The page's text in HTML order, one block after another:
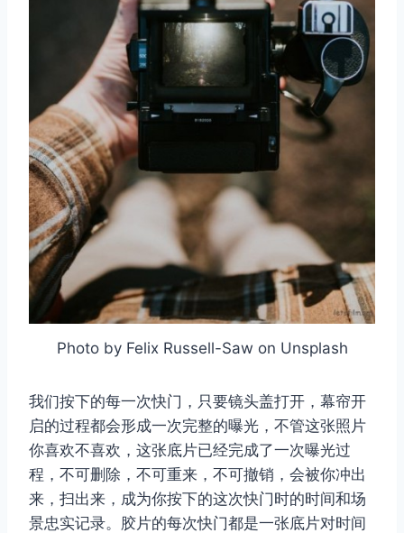
Photo by Felix Russell-Saw on Unsplash
我们按下的每一次快门，只要镜头盖打开，幕帘开
启的过程都会形成一次完整的曝光，不管这张照片
你喜欢不喜欢，这张底片已经完成了一次曝光过
程，不可删除，不可重来，不可撤销，会被你冲出
来，扫出来，成为你按下的这次快门时的时间和场
景忠实记录。胶片的每次快门都是一张底片对时间
取消 搜索